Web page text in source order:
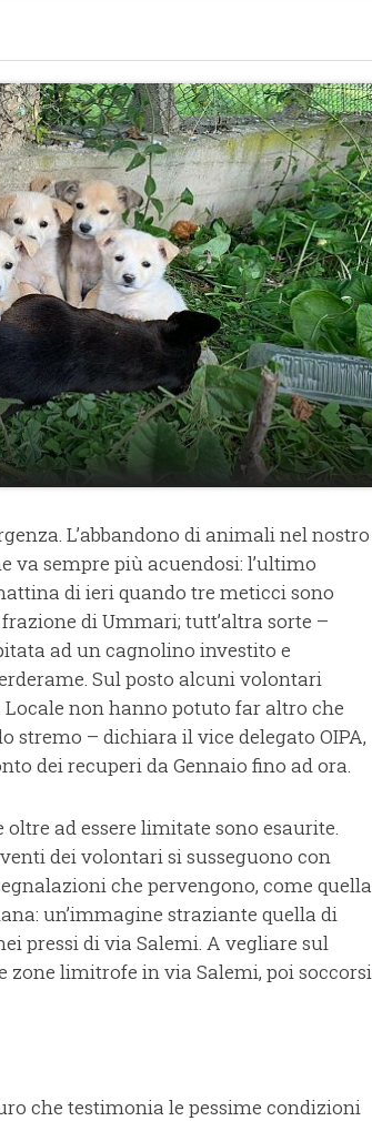
L’abbandono di animali nel nostro
sempre più acuendosi: l’ultimo
di ieri quando tre meticci sono
di Ummari; tutt’altra sorte –
ad un cagnolino investito e
Sul posto alcuni volontari
non hanno potuto far altro che
stremo – dichiara il vice delegato OIPA,
dei recuperi da Gennaio fino ad ora.
ad essere limitate sono esaurite.
dei volontari si susseguono con
che pervengono, come quella
un’immagine straziante quella di
pressi di via Salemi. A vegliare sul
limitrofe in via Salemi, poi soccorsi
che testimonia le pessime condizioni